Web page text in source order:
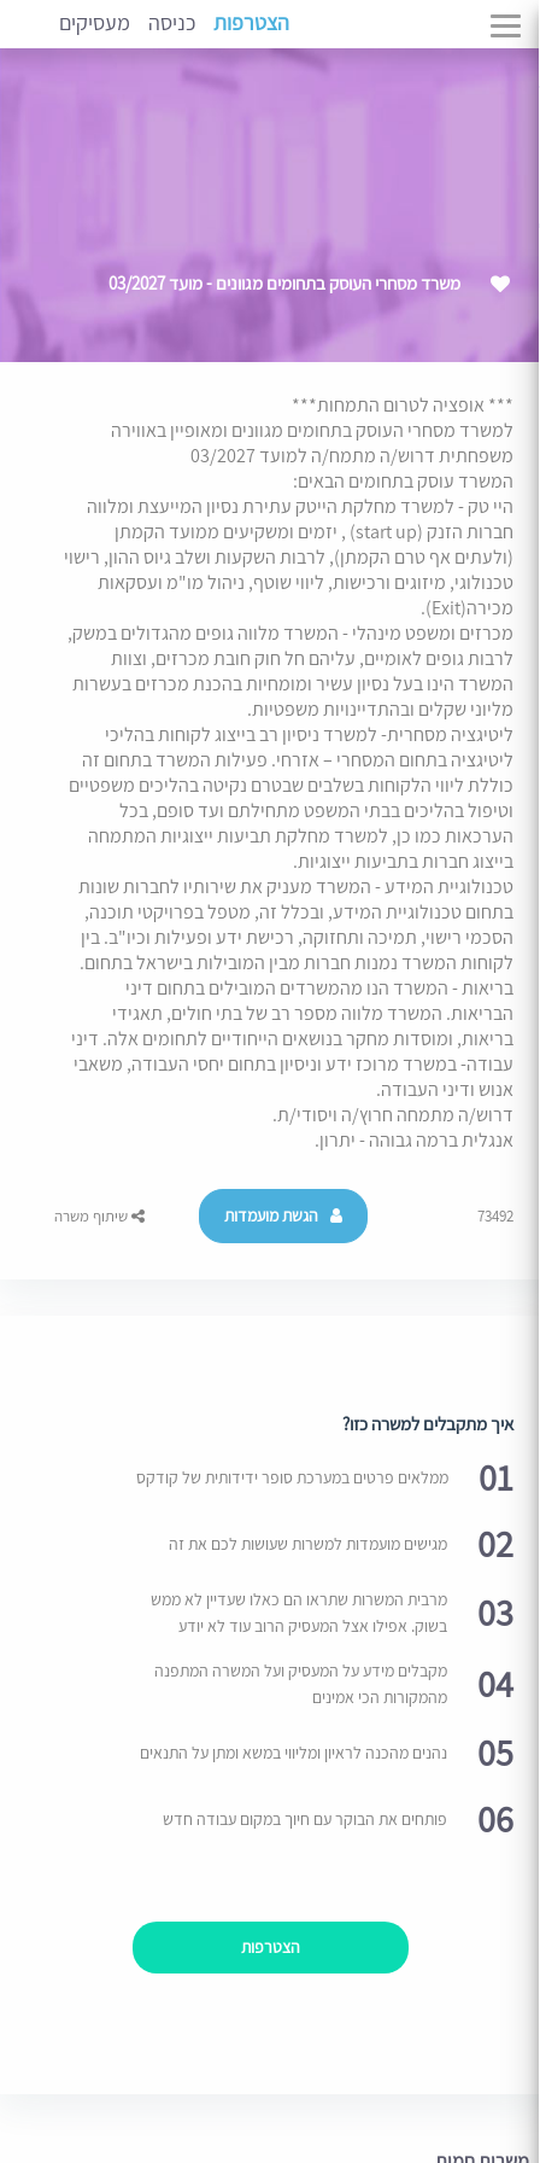
הצטרפות כניסה מעסיקים
משרד מסחרי העוסק בתחומים מגוונים - מועד 03/2027
*** אופציה לטרום התמחות***
למשרד מסחרי העוסק בתחומים מגוונים ומאופיין באווירה
משפחתית דרוש/ה מתמח/ה למועד 03/2027
המשרד עוסק בתחומים הבאים:
היי טק - למשרד מחלקת הייטק עתירת נסיון המייעצת ומלווה
חברות הזנק (start up) , יזמים ומשקיעים ממועד הקמתן
(ולעתים אף טרם הקמתן), לרבות השקעות ושלב גיוס ההון, רישוי
טכנולוגי, מיזוגים ורכישות, ליווי שוטף, ניהול מו"מ ועסקאות
מכירה(Exit).
מכרזים ומשפט מינהלי - המשרד מלווה גופים מהגדולים במשק,
לרבות גופים לאומיים, עליהם חל חוק חובת מכרזים, וצוות
המשרד הינו בעל נסיון עשיר ומומחיות בהכנת מכרזים בעשרות
מליוני שקלים ובהתדיינויות משפטיות.
ליטיגציה מסחרית- למשרד ניסיון רב בייצוג לקוחות בהליכי
ליטיגציה בתחום המסחרי – אזרחי. פעילות המשרד בתחום זה
כוללת ליווי הלקוחות בשלבים שבטרם נקיטה בהליכים משפטיים
וטיפול בהליכים בבתי המשפט מתחילתם ועד סופם, בכל
הערכאות כמו כן, למשרד מחלקת תביעות ייצוגיות המתמחה
בייצוג חברות בתביעות ייצוגיות.
טכנולוגיית המידע - המשרד מעניק את שירותיו לחברות שונות
בתחום טכנולוגיית המידע, ובכלל זה, מטפל בפרויקטי תוכנה,
הסכמי רישוי, תמיכה ותחזוקה, רכישת ידע ופעילות וכיו"ב. בין
לקוחות המשרד נמנות חברות מבין המובילות בישראל בתחום.
בריאות - המשרד הנו מהמשרדים המובילים בתחום דיני
הבריאות. המשרד מלווה מספר רב של בתי חולים, תאגידי
בריאות, ומוסדות מחקר בנושאים הייחודיים לתחומים אלה. דיני
עבודה- במשרד מרוכז ידע וניסיון בתחום יחסי העבודה, משאבי
אנוש ודיני העבודה.
דרוש/ה מתמחה חרוץ/ה ויסודי/ת.
אנגלית ברמה גבוהה - יתרון.
73492 הגשת מועמדות שיתוף משרה
איך מתקבלים למשרה כזו?
01 ממלאים פרטים במערכת סופר ידידותית של קודקס
02 מגישים מועמדות למשרות שעושות לכם את זה
03
מרבית המשרות שתראו הם כאלו שעדיין לא ממש
בשוק. אפילו אצל המעסיק הרוב עוד לא יודע
04
מקבלים מידע על המעסיק ועל המשרה המתפנה
מהמקורות הכי אמינים
05 נהנים מהכנה לראיון ומליווי במשא ומתן על התנאים
06 פותחים את הבוקר עם חיוך במקום עבודה חדש
הצטרפות